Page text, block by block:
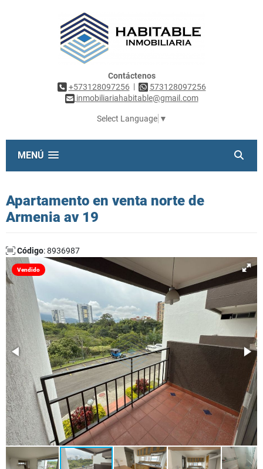
Contáctenos
+573128097256 |
573128097256
inmobiliariahabitable@gmail.com
Select Language ▼
MENÚ
Apartamento en venta norte de
Armenia av 19
Código: 8936987
Vendido